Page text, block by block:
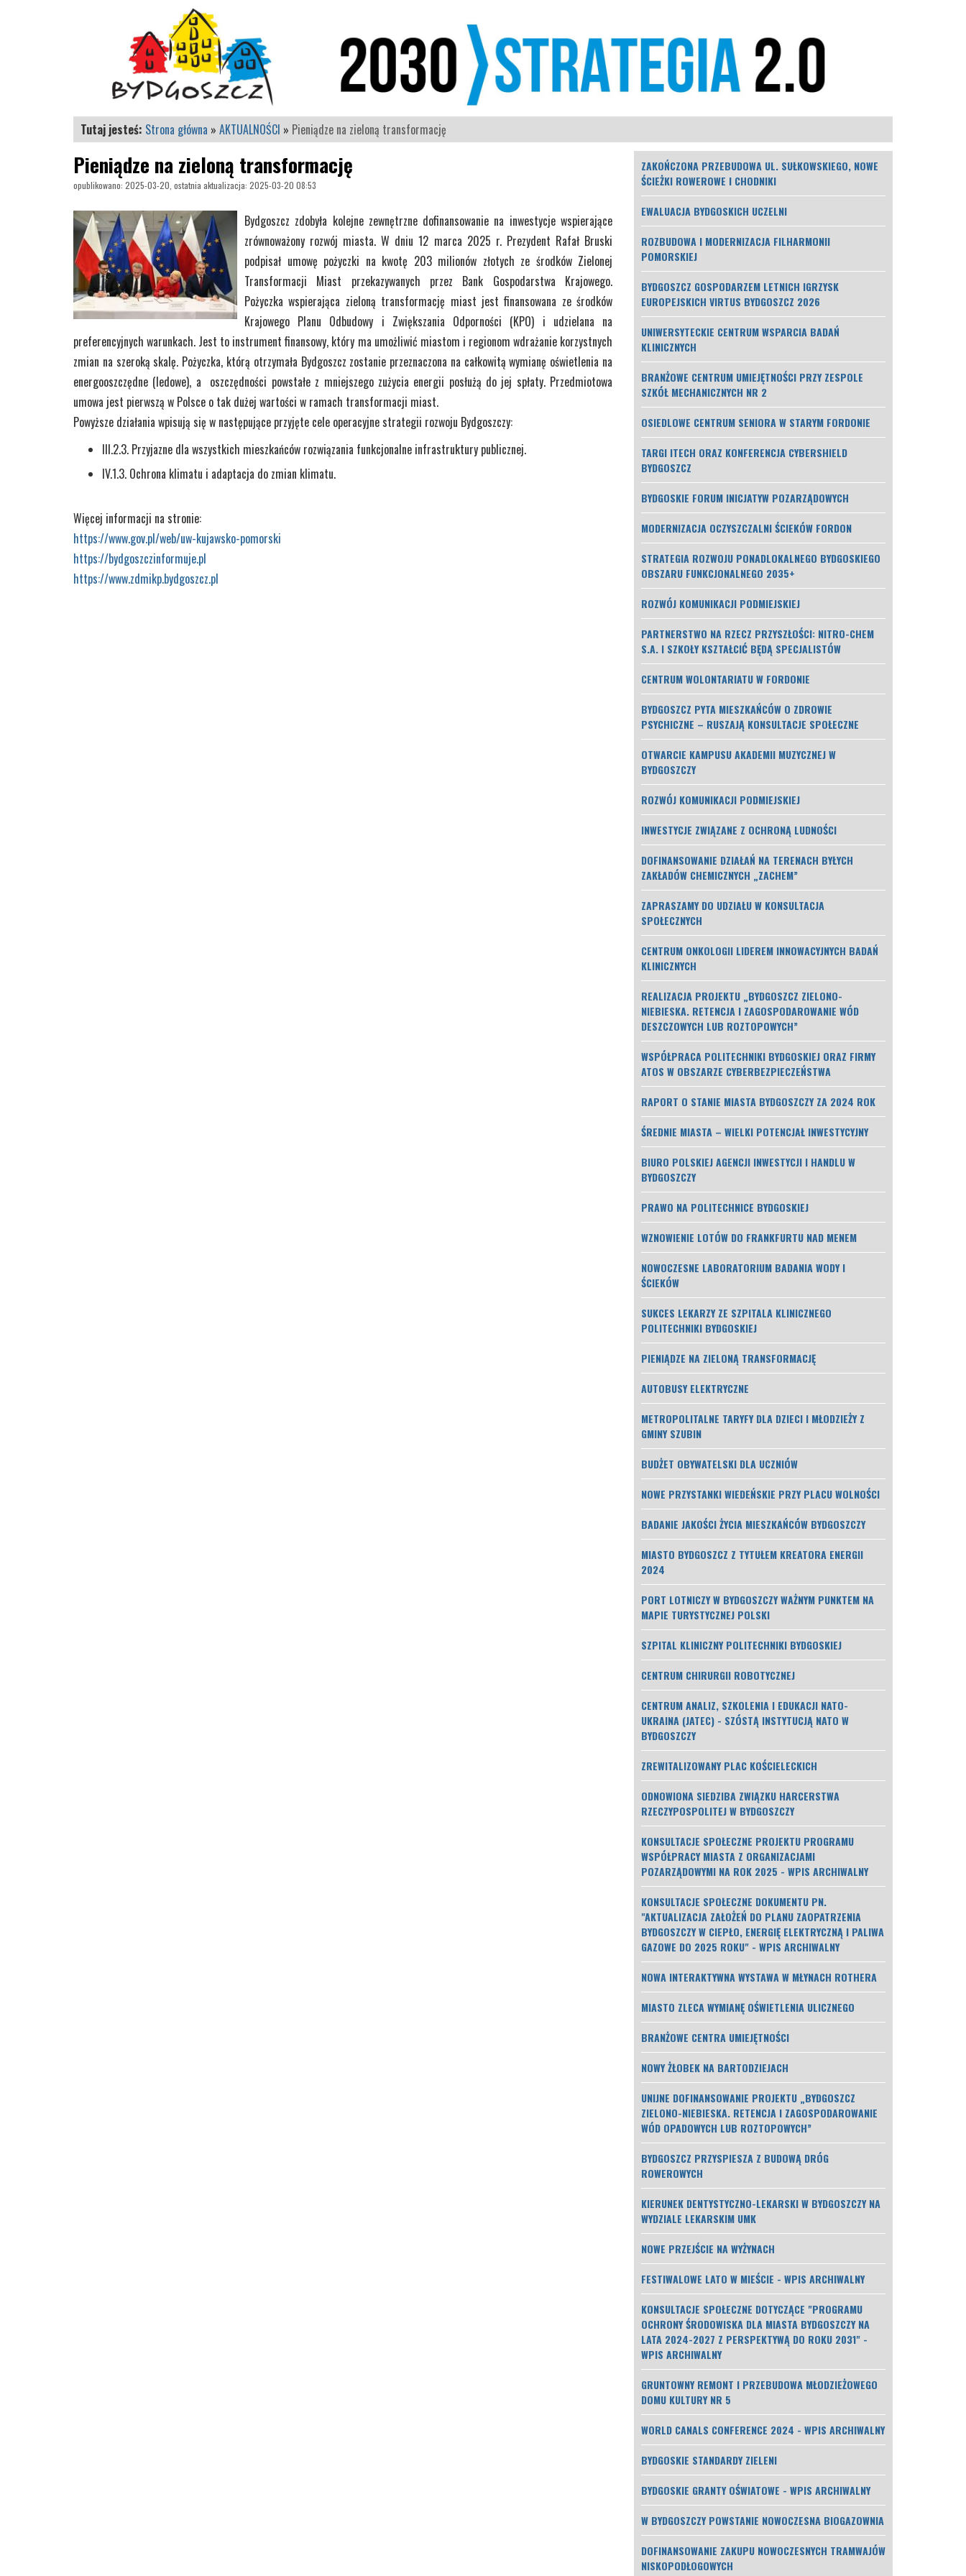
Tutaj jesteś: Strona główna » AKTUALNOŚCI » Pieniądze na zieloną transformację
Pieniądze na zieloną transformację
opublikowano: 2025-03-20, ostatnia aktualizacja: 2025-03-20 08:53
Bydgoszcz zdobyła kolejne zewnętrzne dofinansowanie na inwestycje wspierające
zrównoważony rozwój miasta. W dniu 12 marca 2025 r. Prezydent Rafał Bruski
podpisał umowę pożyczki na kwotę 203 milionów złotych ze środków Zielonej
Transformacji Miast przekazywanych przez Bank Gospodarstwa Krajowego.
Pożyczka wspierająca zieloną transformację miast jest finansowana ze środków
Krajowego Planu Odbudowy i Zwiększania Odporności (KPO) i udzielana na
preferencyjnych warunkach. Jest to instrument finansowy, który ma umożliwić miastom i regionom wdrażanie korzystnych
zmian na szeroką skalę. Pożyczka, którą otrzymała Bydgoszcz zostanie przeznaczona na całkowitą wymianę oświetlenia na
energooszczędne (ledowe), a oszczędności powstałe z mniejszego zużycia energii posłużą do jej spłaty. Przedmiotowa
umowa jest pierwszą w Polsce o tak dużej wartości w ramach transformacji miast.
Powyższe działania wpisują się w następujące przyjęte cele operacyjne strategii rozwoju Bydgoszczy:
III.2.3. Przyjazne dla wszystkich mieszkańców rozwiązania funkcjonalne infrastruktury publicznej.
IV.1.3. Ochrona klimatu i adaptacja do zmian klimatu.
Więcej informacji na stronie:
https://www.gov.pl/web/uw-kujawsko-pomorski
https://bydgoszczinformuje.pl
https://www.zdmikp.bydgoszcz.pl
ZAKOŃCZONA PRZEBUDOWA UL. SUŁKOWSKIEGO, NOWE
ŚCIEŻKI ROWEROWE I CHODNIKI
EWALUACJA BYDGOSKICH UCZELNI
ROZBUDOWA I MODERNIZACJA FILHARMONII
POMORSKIEJ
BYDGOSZCZ GOSPODARZEM LETNICH IGRZYSK
EUROPEJSKICH VIRTUS BYDGOSZCZ 2026
UNIWERSYTECKIE CENTRUM WSPARCIA BADAŃ
KLINICZNYCH
BRANŻOWE CENTRUM UMIEJĘTNOŚCI PRZY ZESPOLE
SZKÓŁ MECHANICZNYCH NR 2
OSIEDLOWE CENTRUM SENIORA W STARYM FORDONIE
TARGI ITECH ORAZ KONFERENCJA CYBERSHIELD
BYDGOSZCZ
BYDGOSKIE FORUM INICJATYW POZARZĄDOWYCH
MODERNIZACJA OCZYSZCZALNI ŚCIEKÓW FORDON
STRATEGIA ROZWOJU PONADLOKALNEGO BYDGOSKIEGO
OBSZARU FUNKCJONALNEGO 2035+
ROZWÓJ KOMUNIKACJI PODMIEJSKIEJ
PARTNERSTWO NA RZECZ PRZYSZŁOŚCI: NITRO-CHEM
S.A. I SZKOŁY KSZTAŁCIĆ BĘDĄ SPECJALISTÓW
CENTRUM WOLONTARIATU W FORDONIE
BYDGOSZCZ PYTA MIESZKAŃCÓW O ZDROWIE
PSYCHICZNE – RUSZAJĄ KONSULTACJE SPOŁECZNE
OTWARCIE KAMPUSU AKADEMII MUZYCZNEJ W
BYDGOSZCZY
ROZWÓJ KOMUNIKACJI PODMIEJSKIEJ
INWESTYCJE ZWIĄZANE Z OCHRONĄ LUDNOŚCI
DOFINANSOWANIE DZIAŁAŃ NA TERENACH BYŁYCH
ZAKŁADÓW CHEMICZNYCH „ZACHEM”
ZAPRASZAMY DO UDZIAŁU W KONSULTACJA
SPOŁECZNYCH
CENTRUM ONKOLOGII LIDEREM INNOWACYJNYCH BADAŃ
KLINICZNYCH
REALIZACJA PROJEKTU „BYDGOSZCZ ZIELONO-
NIEBIESKA. RETENCJA I ZAGOSPODAROWANIE WÓD
DESZCZOWYCH LUB ROZTOPOWYCH”
WSPÓŁPRACA POLITECHNIKI BYDGOSKIEJ ORAZ FIRMY
ATOS W OBSZARZE CYBERBEZPIECZEŃSTWA
RAPORT O STANIE MIASTA BYDGOSZCZY ZA 2024 ROK
ŚREDNIE MIASTA – WIELKI POTENCJAŁ INWESTYCYJNY
BIURO POLSKIEJ AGENCJI INWESTYCJI I HANDLU W
BYDGOSZCZY
PRAWO NA POLITECHNICE BYDGOSKIEJ
WZNOWIENIE LOTÓW DO FRANKFURTU NAD MENEM
NOWOCZESNE LABORATORIUM BADANIA WODY I
ŚCIEKÓW
SUKCES LEKARZY ZE SZPITALA KLINICZNEGO
POLITECHNIKI BYDGOSKIEJ
PIENIĄDZE NA ZIELONĄ TRANSFORMACJĘ
AUTOBUSY ELEKTRYCZNE
METROPOLITALNE TARYFY DLA DZIECI I MŁODZIEŻY Z
GMINY SZUBIN
BUDŻET OBYWATELSKI DLA UCZNIÓW
NOWE PRZYSTANKI WIEDEŃSKIE PRZY PLACU WOLNOŚCI
BADANIE JAKOŚCI ŻYCIA MIESZKAŃCÓW BYDGOSZCZY
MIASTO BYDGOSZCZ Z TYTUŁEM KREATORA ENERGII
2024
PORT LOTNICZY W BYDGOSZCZY WAŻNYM PUNKTEM NA
MAPIE TURYSTYCZNEJ POLSKI
SZPITAL KLINICZNY POLITECHNIKI BYDGOSKIEJ
CENTRUM CHIRURGII ROBOTYCZNEJ
CENTRUM ANALIZ, SZKOLENIA I EDUKACJI NATO-
UKRAINA (JATEC) - SZÓSTĄ INSTYTUCJĄ NATO W
BYDGOSZCZY
ZREWITALIZOWANY PLAC KOŚCIELECKICH
ODNOWIONA SIEDZIBA ZWIĄZKU HARCERSTWA
RZECZYPOSPOLITEJ W BYDGOSZCZY
KONSULTACJE SPOŁECZNE PROJEKTU PROGRAMU
WSPÓŁPRACY MIASTA Z ORGANIZACJAMI
POZARZĄDOWYMI NA ROK 2025 - WPIS ARCHIWALNY
KONSULTACJE SPOŁECZNE DOKUMENTU PN.
"AKTUALIZACJA ZAŁOŻEŃ DO PLANU ZAOPATRZENIA
BYDGOSZCZY W CIEPŁO, ENERGIĘ ELEKTRYCZNĄ I PALIWA
GAZOWE DO 2025 ROKU" - WPIS ARCHIWALNY
NOWA INTERAKTYWNA WYSTAWA W MŁYNACH ROTHERA
MIASTO ZLECA WYMIANĘ OŚWIETLENIA ULICZNEGO
BRANŻOWE CENTRA UMIEJĘTNOŚCI
NOWY ŻŁOBEK NA BARTODZIEJACH
UNIJNE DOFINANSOWANIE PROJEKTU „BYDGOSZCZ
ZIELONO-NIEBIESKA. RETENCJA I ZAGOSPODAROWANIE
WÓD OPADOWYCH LUB ROZTOPOWYCH”
BYDGOSZCZ PRZYSPIESZA Z BUDOWĄ DRÓG
ROWEROWYCH
KIERUNEK DENTYSTYCZNO-LEKARSKI W BYDGOSZCZY NA
WYDZIALE LEKARSKIM UMK
NOWE PRZEJŚCIE NA WYŻYNACH
FESTIWALOWE LATO W MIEŚCIE - WPIS ARCHIWALNY
KONSULTACJE SPOŁECZNE DOTYCZĄCE "PROGRAMU
OCHRONY ŚRODOWISKA DLA MIASTA BYDGOSZCZY NA
LATA 2024-2027 Z PERSPEKTYWĄ DO ROKU 2031" -
WPIS ARCHIWALNY
GRUNTOWNY REMONT I PRZEBUDOWA MŁODZIEŻOWEGO
DOMU KULTURY NR 5
WORLD CANALS CONFERENCE 2024 - WPIS ARCHIWALNY
BYDGOSKIE STANDARDY ZIELENI
BYDGOSKIE GRANTY OŚWIATOWE - WPIS ARCHIWALNY
W BYDGOSZCZY POWSTANIE NOWOCZESNA BIOGAZOWNIA
DOFINANSOWANIE ZAKUPU NOWOCZESNYCH TRAMWAJÓW
NISKOPODŁOGOWYCH